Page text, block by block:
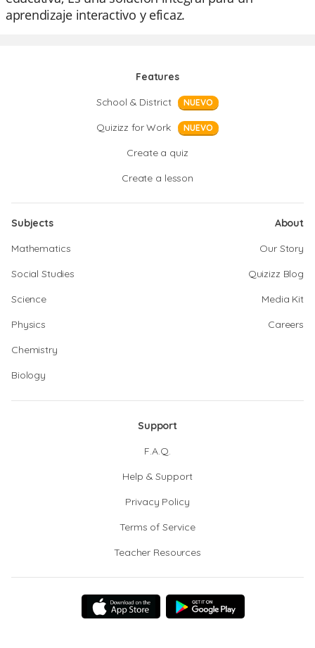
aprendizaje interactivo y eficaz.
Features
School & District
NUEVO
Quizizz for Work NUEVO
Create a quiz
Create a lesson
Subjects
Mathematics
Social Studies
Science
Physics
Chemistry
Biology
About
Our Story
Quizizz Blog
Media Kit
Careers
Support
F.A.Q.
Help & Support
Privacy Policy
Terms of Service
Teacher Resources